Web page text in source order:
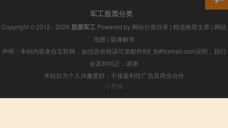
军工股票分类
Copyright © 2012 - 2026 股票军工 Powered by 网站分类目录 | 精选推荐文章 | 网站
地图 | 疑难解答
声明：本站内容来自互联网，如信息有错误可发邮件到f_fb#foxmail.com说明，我们
会及时纠正，谢谢
本站仅为个人兴趣爱好，不接盈利性广告及商业合作
小男孩